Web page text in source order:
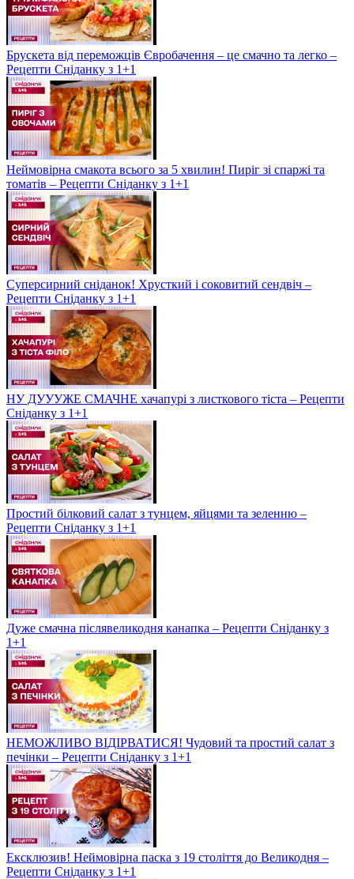
Брускета від переможців Євробачення – це смачно та легко –
Рецепти Сніданку з 1+1
Неймовірна смакота всього за 5 хвилин! Пиріг зі спаржі та
томатів – Рецепти Сніданку з 1+1
Суперсирний сніданок! Хрусткий і соковитий сендвіч –
Рецепти Сніданку з 1+1
НУ ДУУУЖЕ СМАЧНЕ хачапурі з листкового тіста – Рецепти
Сніданку з 1+1
Простий білковий салат з тунцем, яйцями та зеленню –
Рецепти Сніданку з 1+1
Дуже смачна післявеликодня канапка – Рецепти Сніданку з
1+1
НЕМОЖЛИВО ВІДІРВАТИСЯ! Чудовий та простий салат з
печінки – Рецепти Сніданку з 1+1
Ексклюзив! Неймовірна паска з 19 століття до Великодня –
Рецепти Сніданку з 1+1